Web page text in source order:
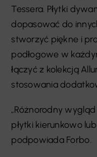
Tessera. Płytki
dopasować do
stworzyć piękne i
podłogowe w
łączyć z kolekcją
stosowania
„Różnorodny
płytki kierunkowo
podpowiada Forbo.